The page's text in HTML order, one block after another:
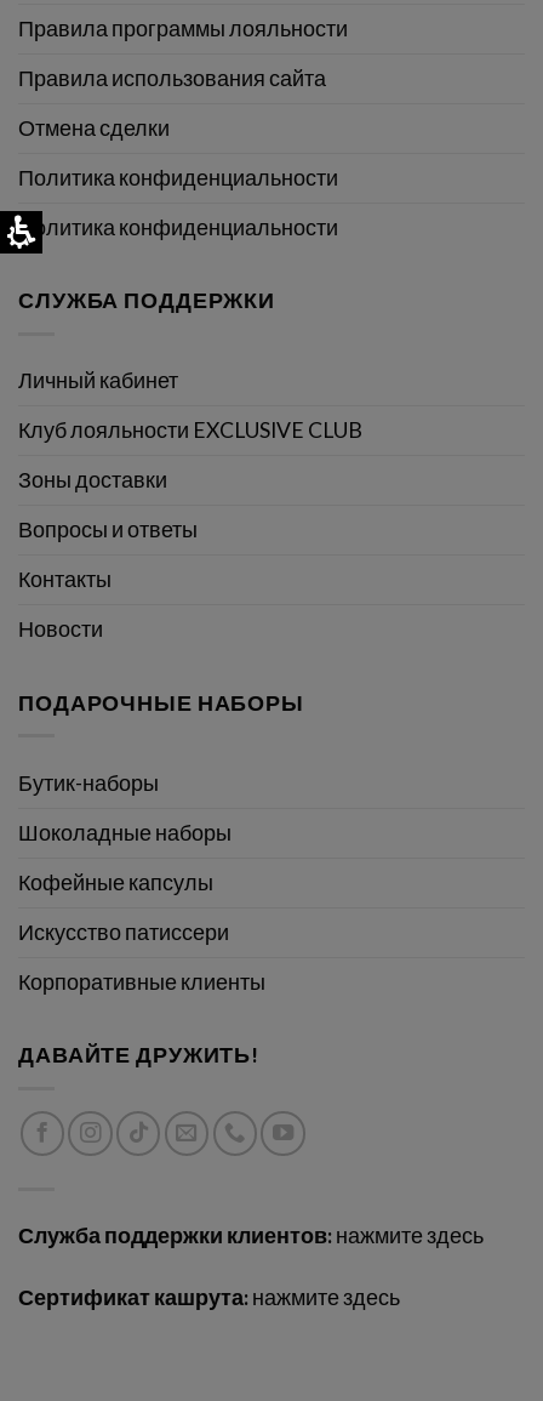
Правила программы лояльности
Правила использования сайта
Отмена сделки
Политика конфиденциальности
Политика конфиденциальности
СЛУЖБА ПОДДЕРЖКИ
Личный кабинет
Клуб лояльности EXCLUSIVE CLUB
Зоны доставки
Вопросы и ответы
Контакты
Новости
ПОДАРОЧНЫЕ НАБОРЫ
Бутик-наборы
Шоколадные наборы
Кофейные капсулы
Искусство патиссери
Корпоративные клиенты
ДАВАЙТЕ ДРУЖИТЬ!
Служба поддержки клиентов:нажмите здесь
Сертификат кашрута:нажмите здесь